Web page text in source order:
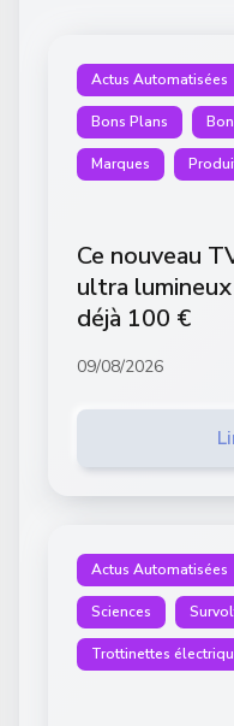
Actus Automatisées
Bons Plans
Marques
Ce nouveau
ultra
déjà 100 €
09/08/2026
Actus Automatisées
Sciences
Trottinettes